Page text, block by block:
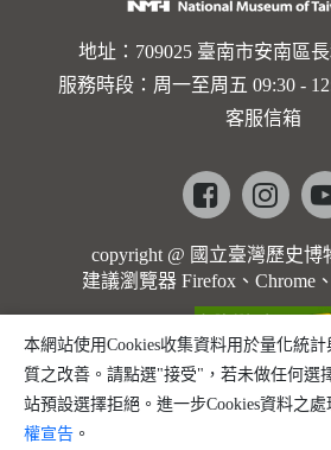
地址：709025 臺南市安南區
服務時段：周一至周五 09:30 -
客服信箱
Facebook
copyright @ 國立臺灣歷史博
建議瀏覽器 Firefox、Chrome
本網站使用Cookies收集資料用於量化統
質之改善。請點選"接受"，若未做任何選
站預設選擇拒絕。進一步Cookies資料之
權宣告 。